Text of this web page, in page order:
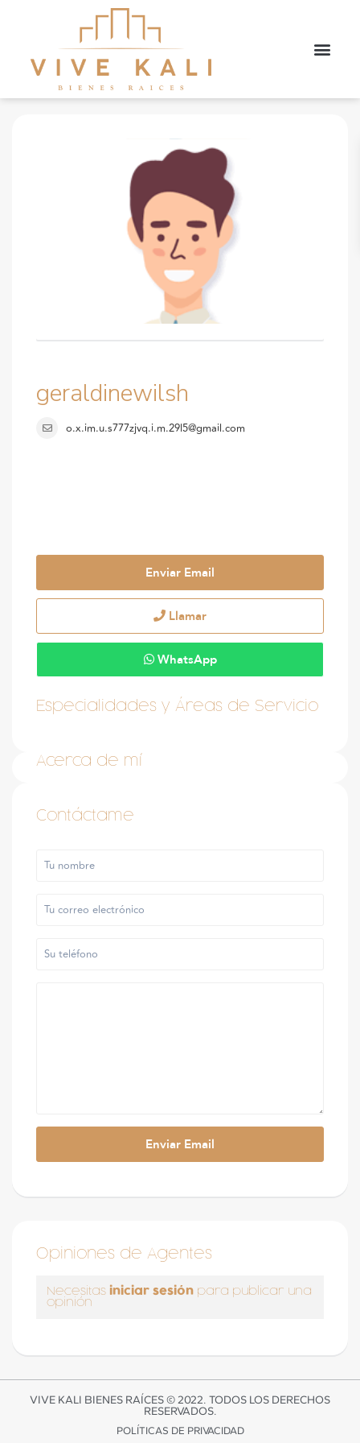
geraldinewilsh
o.x.im.u.s777zjvq.i.m.29l5@gmail.com
Enviar Email
Llamar
WhatsApp
Especialidades y Áreas de Servicio
Acerca de mí
Contáctame
Opiniones de Agentes
Necesitas iniciar sesión para publicar una
opinión
VIVE KALI BIENES RAÍCES © 2022. TODOS LOS DERECHOS
RESERVADOS.
POLÍTICAS DE PRIVACIDAD